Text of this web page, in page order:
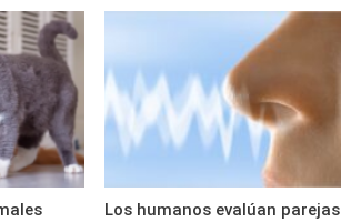
Los humanos evalúan parejas